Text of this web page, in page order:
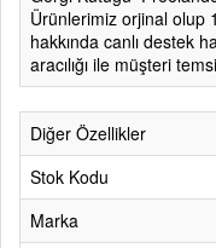
Ürünlerimiz orjinal olup
hakkında canlı destek
aracılığı ile müşteri
Diğer Özellikler
Stok Kodu
Marka